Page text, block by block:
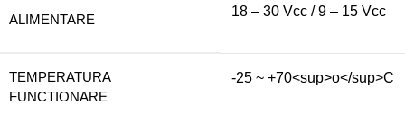
ALIMENTARE
18 – 30 Vcc / 9 – 15 Vcc
TEMPERATURA
FUNCTIONARE
-25 ~ +70<sup>o</sup>C